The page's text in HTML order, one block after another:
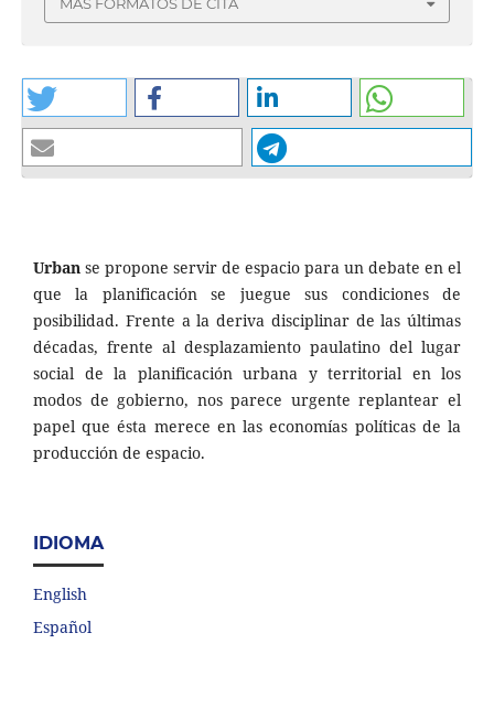
MÁS FORMATOS DE CITA
Urban se propone servir de espacio para un debate en el
que la planificación se juegue sus condiciones de
posibilidad. Frente a la deriva disciplinar de las últimas
décadas, frente al desplazamiento paulatino del lugar
social de la planificación urbana y territorial en los
modos de gobierno, nos parece urgente replantear el
papel que ésta merece en las economías políticas de la
producción de espacio.
IDIOMA
English
Español